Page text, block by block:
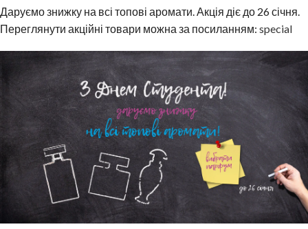
Даруємо знижку на всі топові аромати. Акція діє до 26 січня.
Переглянути акційні товари можна за посиланням: special